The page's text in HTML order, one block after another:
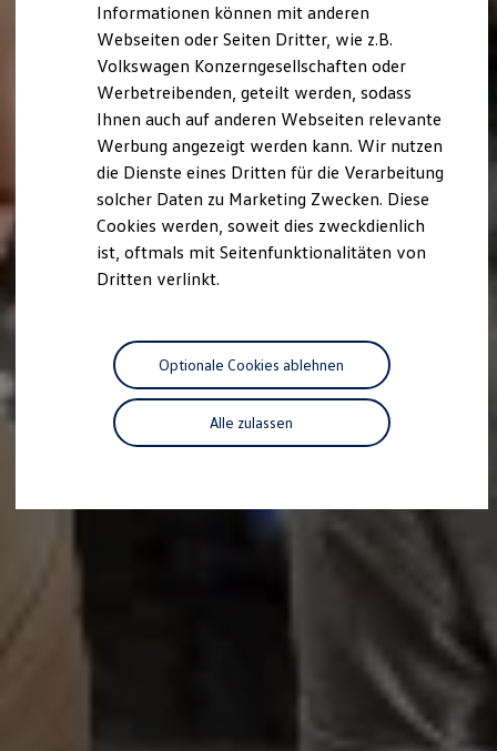
Lifestyle Shop
T-Roc Kollektion
Golf Kollektion
ID. Kollektion
Volkswagen Kollektion
R-Kollektion
GTI Kollektion
Fußball Drop
we drive football
#wedriveproud
Besitzer und Service
Software Updates
Service und Ersatzteile
Motorenöl und Flüssigkeiten
Räder und Reifen
Pannen- und Unfallhilfe
Economy Service
Volkswagen Teile
Zubehör
Entertainment und Elektronik
Updates für Software, Karten und Radio
Volkswagen Kundenbetreuung
Informationen können mit anderen
Webseiten oder Seiten Dritter, wie z.B.
Volkswagen Konzerngesellschaften oder
Werbetreibenden, geteilt werden, sodass
Ihnen auch auf anderen Webseiten relevante
Werbung angezeigt werden kann. Wir nutzen
die Dienste eines Dritten für die Verarbeitung
solcher Daten zu Marketing Zwecken. Diese
Cookies werden, soweit dies zweckdienlich
ist, oftmals mit Seitenfunktionalitäten von
Dritten verlinkt.
Alle zulassen
Optionale Cookies ablehnen